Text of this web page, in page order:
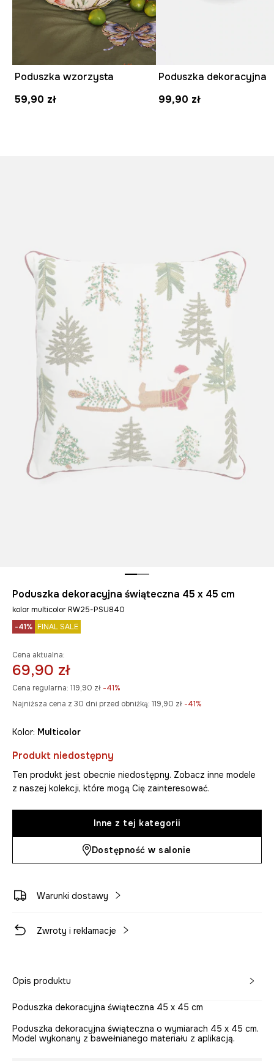
Poduszka wzorzysta
59,90 zł
Poduszka dekoracyjna
99,90 zł
Poduszka dekoracyjna świąteczna 45 x 45 cm
kolor multicolor RW25-PSU840
-41% FINAL SALE
Cena aktualna:
69,90 zł
Cena regularna: 119,90 zł -41%
Najniższa cena z 30 dni przed obniżką: 119,90 zł -41%
Kolor: multicolor
Produkt niedostępny
Ten produkt jest obecnie niedostępny. Zobacz inne modele
z naszej kolekcji, które mogą Cię zainteresować.
Inne z tej kategorii
Dostępność w salonie
Warunki dostawy
Zwroty i reklamacje
Opis produktu
Poduszka dekoracyjna świąteczna 45 x 45 cm
Poduszka dekoracyjna świąteczna o wymiarach 45 x 45 cm.
Model wykonany z bawełnianego materiału z aplikacją.